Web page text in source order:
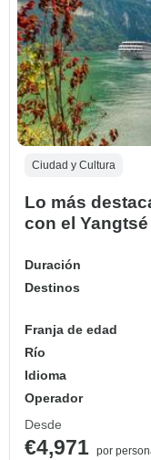
Ciudad y Cultura
Lo más
con el
Duración
Destinos
Franja de edad
Río
Idioma
Operador
Desde
€4,971 por